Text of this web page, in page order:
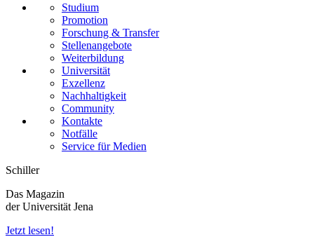
Studium
Promotion
Forschung & Transfer
Stellenangebote
Weiterbildung
Universität
Exzellenz
Nachhaltigkeit
Community
Kontakte
Notfälle
Service für Medien
Schiller
Das Magazin
der Universität Jena
Jetzt lesen!